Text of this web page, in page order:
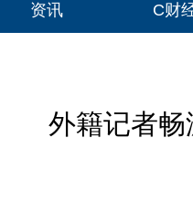
资讯 C财
外籍记者